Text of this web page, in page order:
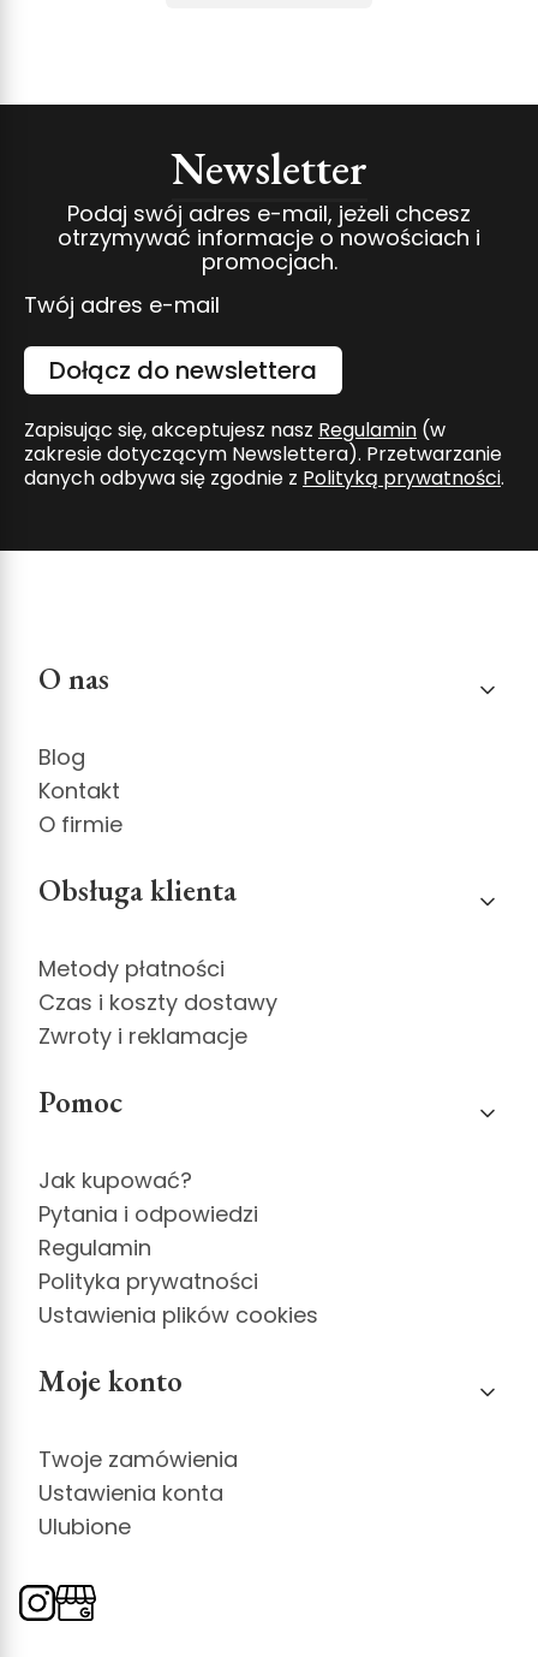
Newsletter
Podaj swój adres e-mail, jeżeli chcesz
otrzymywać informacje o nowościach i
promocjach.
Twój adres e-mail
Dołącz do newslettera
Zapisując się, akceptujesz nasz Regulamin (w
zakresie dotyczącym Newslettera). Przetwarzanie
danych odbywa się zgodnie z Polityką prywatności.
Linki w stopce
O nas
Blog
Kontakt
O firmie
Obsługa klienta
Metody płatności
Czas i koszty dostawy
Zwroty i reklamacje
Pomoc
Jak kupować?
Pytania i odpowiedzi
Regulamin
Polityka prywatności
Ustawienia plików cookies
Moje konto
Twoje zamówienia
Ustawienia konta
Ulubione